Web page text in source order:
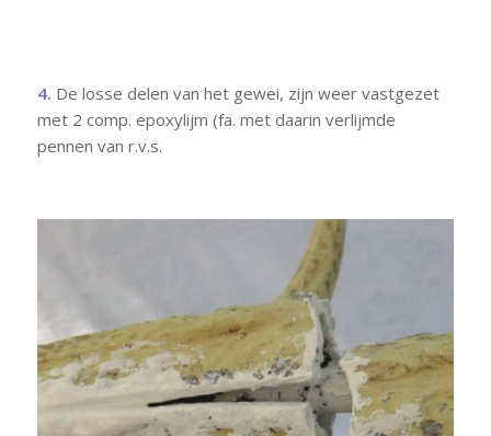
4. De losse delen van het gewei, zijn weer vastgezet
met 2 comp. epoxylijm (fa. met daarin verlijmde
pennen van r.v.s.